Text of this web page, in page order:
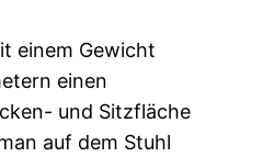
einem Gewicht
einen
und Sitzfläche
auf dem Stuhl